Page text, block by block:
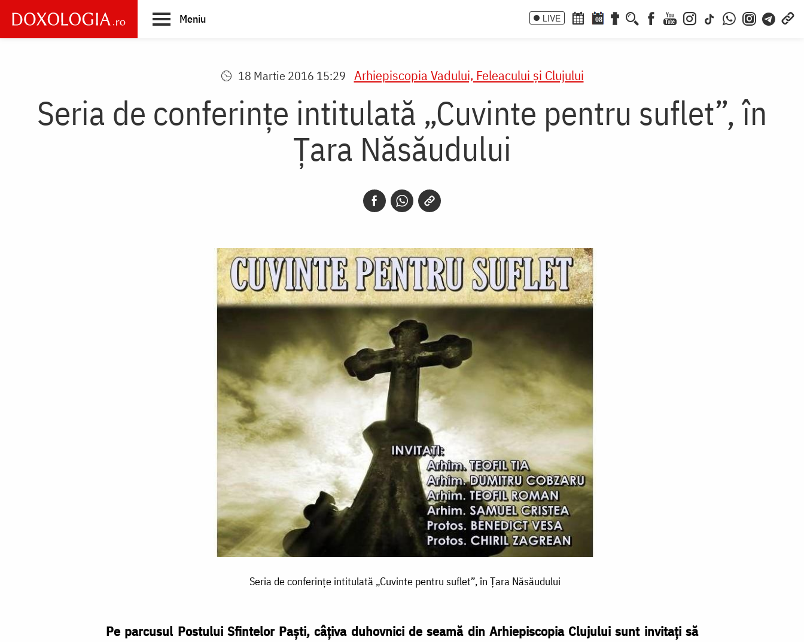
main
Meniu LIVE 08
18 Martie 2016 15:29 Arhiepiscopia Vadului, Feleacului şi Clujului
Seria de conferințe intitulată „Cuvinte pentru suflet”, în
Țara Năsăudului
Seria de conferințe intitulată „Cuvinte pentru suflet”, în Țara Năsăudului
Pe parcusul Postului Sfintelor Paști, câțiva duhovnici de seamă din Arhiepiscopia Clujului sunt invitați să